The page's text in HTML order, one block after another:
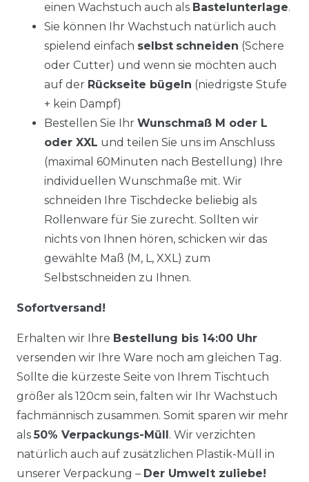
einen Wachstuch auch als Bastelunterlage.
Sie können Ihr Wachstuch natürlich auch
spielend einfach selbst schneiden (Schere
oder Cutter) und wenn sie möchten auch
auf der Rückseite bügeln (niedrigste Stufe
+ kein Dampf)
Bestellen Sie Ihr Wunschmaß M oder L
oder XXL und teilen Sie uns im Anschluss
(maximal 60Minuten nach Bestellung) Ihre
individuellen Wunschmaße mit. Wir
schneiden Ihre Tischdecke beliebig als
Rollenware für Sie zurecht. Sollten wir
nichts von Ihnen hören, schicken wir das
gewählte Maß (M, L, XXL) zum
Selbstschneiden zu Ihnen.
Sofortversand!
Erhalten wir Ihre Bestellung bis 14:00 Uhr
versenden wir Ihre Ware noch am gleichen Tag.
Sollte die kürzeste Seite von Ihrem Tischtuch
größer als 120cm sein, falten wir Ihr Wachstuch
fachmännisch zusammen. Somit sparen wir mehr
als 50% Verpackungs-Müll. Wir verzichten
natürlich auch auf zusätzlichen Plastik-Müll in
unserer Verpackung – Der Umwelt zuliebe!